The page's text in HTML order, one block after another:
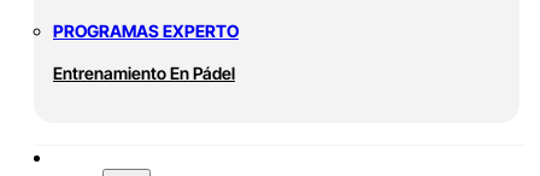
PROGRAMAS EXPERTO
Entrenamiento En Pádel